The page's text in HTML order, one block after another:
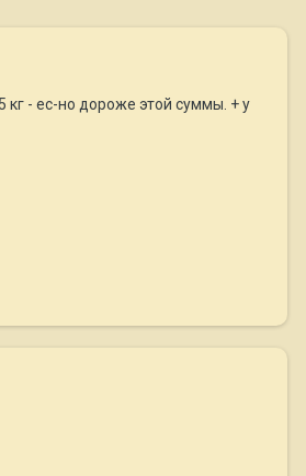
кг - ес-но дороже этой суммы. + у